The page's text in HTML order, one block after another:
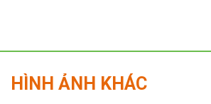
HÌNH ẢNH KHÁC